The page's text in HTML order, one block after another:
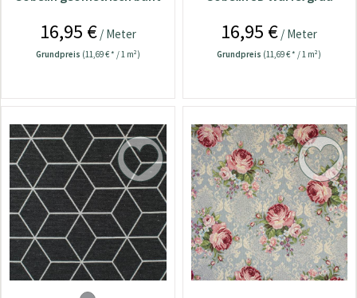
16,95 €/ Meter
Grundpreis (11,69 € * / 1 m²)
16,95 € / Meter
Grundpreis (11,69 € * / 1 m²)